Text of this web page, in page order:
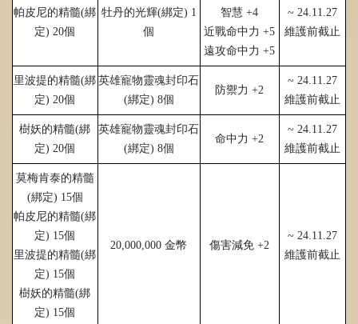
帕皮尼的精髓(綁
定) 20個
牡丹的光輝(綁定) 1
個
智慧 +4
近戰命中力 +5
遠攻命中力 +5
~ 24.11.27
維護前截止
里波提的精髓(綁
定) 20個
英雄寵物靈魂封印石
(綁定) 8個
防禦力 +2
~ 24.11.27
維護前截止
樹妖的精髓(綁
定) 20個
英雄寵物靈魂封印石
(綁定) 8個
命中力 +2
~ 24.11.27
維護前截止
莫梅肯泰的精髓
(綁定) 15個
帕皮尼的精髓(綁
定) 15個
里波提的精髓(綁
定) 15個
樹妖的精髓(綁
定) 15個
20,000,000金幣 傷害減免 +2
~ 24.11.27
維護前截止